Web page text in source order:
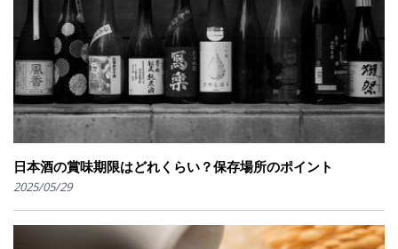
日本酒の賞味期限はどれくらい？保存場所のポイント
2025/05/29